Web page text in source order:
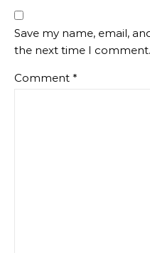
Save my name, email,
the next time I comment.
Comment *